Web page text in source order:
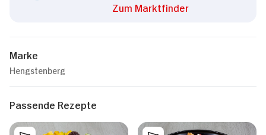
Zum Marktfinder
Marke
Hengstenberg
Passende Rezepte